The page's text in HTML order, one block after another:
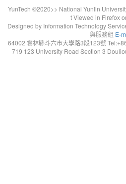
YunTech ©2020>> National Yunlin
t Viewed in Firefox
Designed by Information Technology
與服務組 E-
64002 雲林縣斗六市大學路3段123號
719 123 University Road Section 3